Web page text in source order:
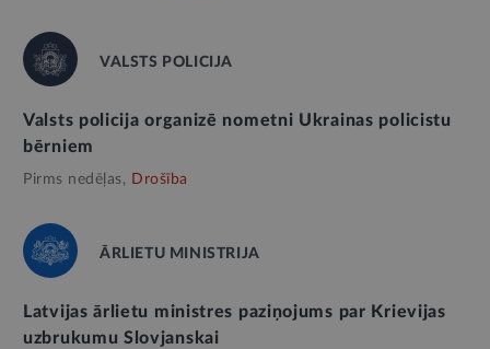
VALSTS POLICIJA
Valsts policija organizē nometni Ukrainas policistu
bērniem
Pirms nedēļas, Drošība
ĀRLIETU MINISTRIJA
Latvijas ārlietu ministres paziņojums par Krievijas
uzbrukumu Slovjanskai